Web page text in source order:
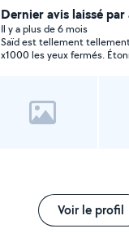
Dernier avis laissé
Il y a plus de 6 mois
Saïd est tellement
x1000 les yeux fermés.
Voir le profil